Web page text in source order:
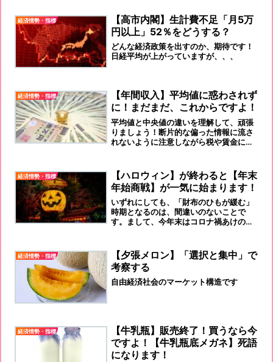
プライド意識を強く持ち、積極策を取れ
と！
経済情勢・指標
【高市内閣】生計費不足「月5万
円以上」52％をどうする？
どんな経済政策を出すのか、期待です！
日経平均が上がっていますが、、、
経済情勢・指標
【年間収入】平均値に惑わされず
に！まだまだ、これからですよ！
平均値と中央値の違いを理解して、頑張
りましょう！断片的な偏った情報に流さ
れないように注意しながら税や賃金につ
経済情勢・指標
【ハロウィン】が終わると【年末
年始商戦】が一気に始まります！
いずれにしても、「財布のひもが緩む」
時期となるのは、間違いのないことで
す。まして、今年末はコロナ禍あけの、
です！
経済情勢・指標
【夕張メロン】「選択と集中」で
考察する
自由経済社会のマーケット構造です
経済情勢・指標
【牛乳瓶】販売終了！買うなら今
ですよ！【牛乳瓶底メガネ】死語
になります！